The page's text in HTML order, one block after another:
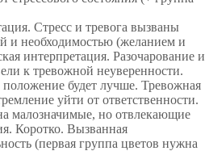
Стресс и тревога вызваны
и необходимостью (желанием и
интерпретация. Разочарование и
к тревожной неуверенности.
будет лучше. Тревожная
уйти от ответственности.
малозначимые, но отвлекающие
Коротко. Вызванная
(первая группа цветов нужна